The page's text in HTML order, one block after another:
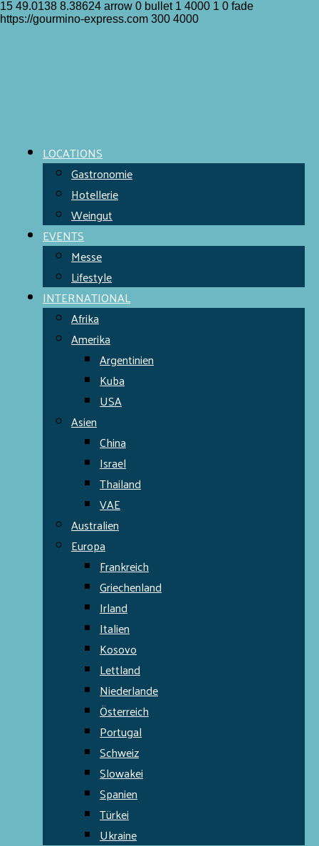
15 49.0138 8.38624 arrow 0 bullet 1 4000 1 0 fade
https://gourmino-express.com 300 4000
LOCATIONS
Gastronomie
Hotellerie
Weingut
EVENTS
Messe
Lifestyle
INTERNATIONAL
Afrika
Amerika
Argentinien
Kuba
USA
Asien
China
Israel
Thailand
VAE
Australien
Europa
Frankreich
Griechenland
Irland
Italien
Kosovo
Lettland
Niederlande
Österreich
Portugal
Schweiz
Slowakei
Spanien
Türkei
Ukraine